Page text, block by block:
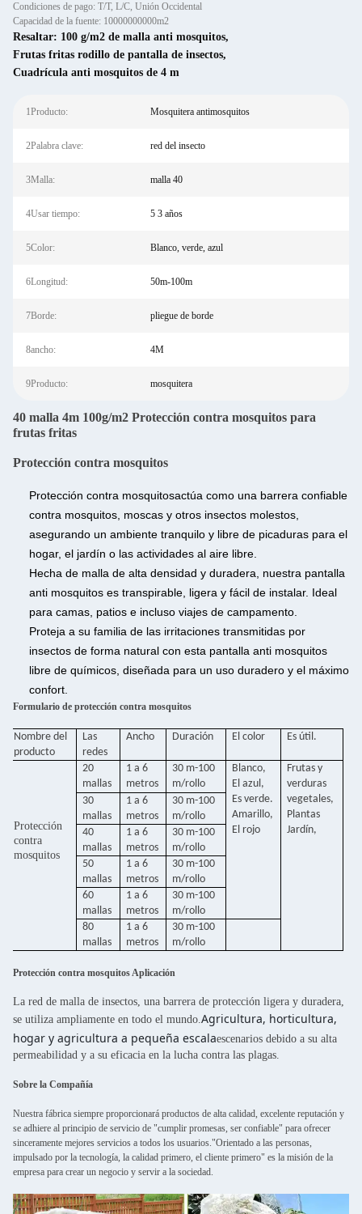
Condiciones de pago: T/T, L/C, Unión Occidental
Capacidad de la fuente: 10000000000m2
Resaltar: 100 g/m2 de malla anti mosquitos,
Frutas fritas rodillo de pantalla de insectos,
Cuadrícula anti mosquitos de 4 m
1Producto: Mosquitera antimosquitos
2Palabra clave: red del insecto
3Malla: malla 40
4Usar tiempo: 5 3 años
5Color: Blanco, verde, azul
6Longitud: 50m-100m
7Borde: pliegue de borde
8ancho: 4M
9Producto: mosquitera
40 malla 4m 100g/m2 Protección contra mosquitos para
frutas fritas
Protección contra mosquitos
Protección contra mosquitosactúa como una barrera confiable
contra mosquitos, moscas y otros insectos molestos,
asegurando un ambiente tranquilo y libre de picaduras para el
hogar, el jardín o las actividades al aire libre.
Hecha de malla de alta densidad y duradera, nuestra pantalla
anti mosquitos es transpirable, ligera y fácil de instalar. Ideal
para camas, patios e incluso viajes de campamento.
Proteja a su familia de las irritaciones transmitidas por
insectos de forma natural con esta pantalla anti mosquitos
libre de químicos, diseñada para un uso duradero y el máximo
confort.
Formulario de protección contra mosquitos
Nombre del
producto
Las
redes
Ancho Duración El color Es útil.
Protección
contra
mosquitos
20
mallas
1 a 6
metros
30 m-100
m/rollo
Blanco,
El azul,
Es verde.
Amarillo,
El rojo
Frutas y
verduras
vegetales,
Plantas
Jardín,
30
mallas
1 a 6
metros
30 m-100
m/rollo
40
mallas
1 a 6
metros
30 m-100
m/rollo
50
mallas
1 a 6
metros
30 m-100
m/rollo
60
mallas
1 a 6
metros
30 m-100
m/rollo
80
mallas
1 a 6
metros
30 m-100
m/rollo
Protección contra mosquitos Aplicación
La red de malla de insectos, una barrera de protección ligera y duradera,
se utiliza ampliamente en todo el mundo.Agricultura, horticultura,
hogar y agricultura a pequeña escalaescenarios debido a su alta
permeabilidad y a su eficacia en la lucha contra las plagas.
Sobre la Compañía
Nuestra fábrica siempre proporcionará productos de alta calidad, excelente reputación y
se adhiere al principio de servicio de "cumplir promesas, ser confiable" para ofrecer
sinceramente mejores servicios a todos los usuarios."Orientado a las personas,
impulsado por la tecnología, la calidad primero, el cliente primero" es la misión de la
empresa para crear un negocio y servir a la sociedad.